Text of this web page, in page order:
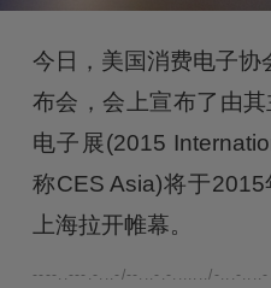
今日，美国消费电子
布会，会上宣布了由
电子展(2015
称CES Asia)将于
上海拉开帷幕。
----..---.-...-/--...-.-......./-...-